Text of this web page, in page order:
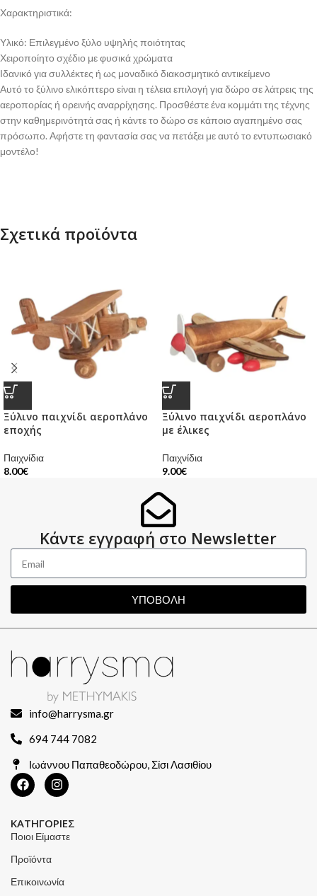
Χαρακτηριστικά:
Υλικό: Επιλεγμένο ξύλο υψηλής ποιότητας
Χειροποίητο σχέδιο με φυσικά χρώματα
Ιδανικό για συλλέκτες ή ως μοναδικό διακοσμητικό αντικείμενο
Αυτό το ξύλινο ελικόπτερο είναι η τέλεια επιλογή για δώρο σε λάτρεις της
αεροπορίας ή ορεινής αναρρίχησης. Προσθέστε ένα κομμάτι της τέχνης
στην καθημερινότητά σας ή κάντε το δώρο σε κάποιο αγαπημένο σας
πρόσωπο. Αφήστε τη φαντασία σας να πετάξει με αυτό το εντυπωσιακό
μοντέλο!
Σχετικά προϊόντα
Ξύλινο παιχνίδι αεροπλάνο
εποχής
Παιχνίδια
8.00€
Ξύλινο παιχνίδι αεροπλάνο
με έλικες
Παιχνίδια
9.00€
Κάντε εγγραφή στο Newsletter
ΥΠΟΒΟΛΗ
info@harrysma.gr
694 744 7082
Ιωάννου Παπαθεοδώρου, Σίσι Λασιθίου
ΚΑΤΗΓΟΡΙΕΣ
Ποιοι Είμαστε
Προϊόντα
Επικοινωνία